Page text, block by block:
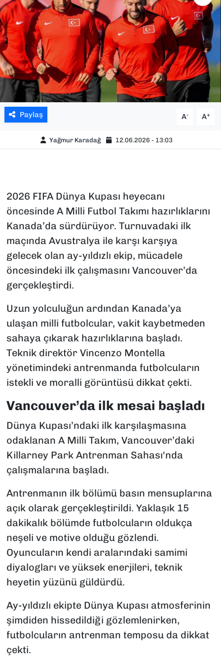
Paylaş A- A+
Yağmur Karadağ 12.06.2026 - 13:03
2026 FIFA Dünya Kupası heyecanı
öncesinde A Milli Futbol Takımı hazırlıklarını
Kanada’da sürdürüyor. Turnuvadaki ilk
maçında Avustralya ile karşı karşıya
gelecek olan ay-yıldızlı ekip, mücadele
öncesindeki ilk çalışmasını Vancouver’da
gerçekleştirdi.
Uzun yolculuğun ardından Kanada’ya
ulaşan milli futbolcular, vakit kaybetmeden
sahaya çıkarak hazırlıklarına başladı.
Teknik direktör Vincenzo Montella
yönetimindeki antrenmanda futbolcuların
istekli ve moralli görüntüsü dikkat çekti.
Vancouver’da ilk mesai başladı
Dünya Kupası’ndaki ilk karşılaşmasına
odaklanan A Milli Takım, Vancouver’daki
Killarney Park Antrenman Sahası'nda
çalışmalarına başladı.
Antrenmanın ilk bölümü basın mensuplarına
açık olarak gerçekleştirildi. Yaklaşık 15
dakikalık bölümde futbolcuların oldukça
neşeli ve motive olduğu gözlendi.
Oyuncuların kendi aralarındaki samimi
diyalogları ve yüksek enerjileri, teknik
heyetin yüzünü güldürdü.
Ay-yıldızlı ekipte Dünya Kupası atmosferinin
şimdiden hissedildiği gözlemlenirken,
futbolcuların antrenman temposu da dikkat
çekti.
YEREL YÖNETİMLER